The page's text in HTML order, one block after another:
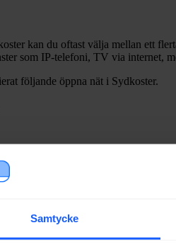
Samtycke
kan du oftast välja mellan ett
som IP-telefoni, TV via internet,
följande öppna nät i Sydkoster.
vill dra in och installera fiber till en
direkt. Se listan över